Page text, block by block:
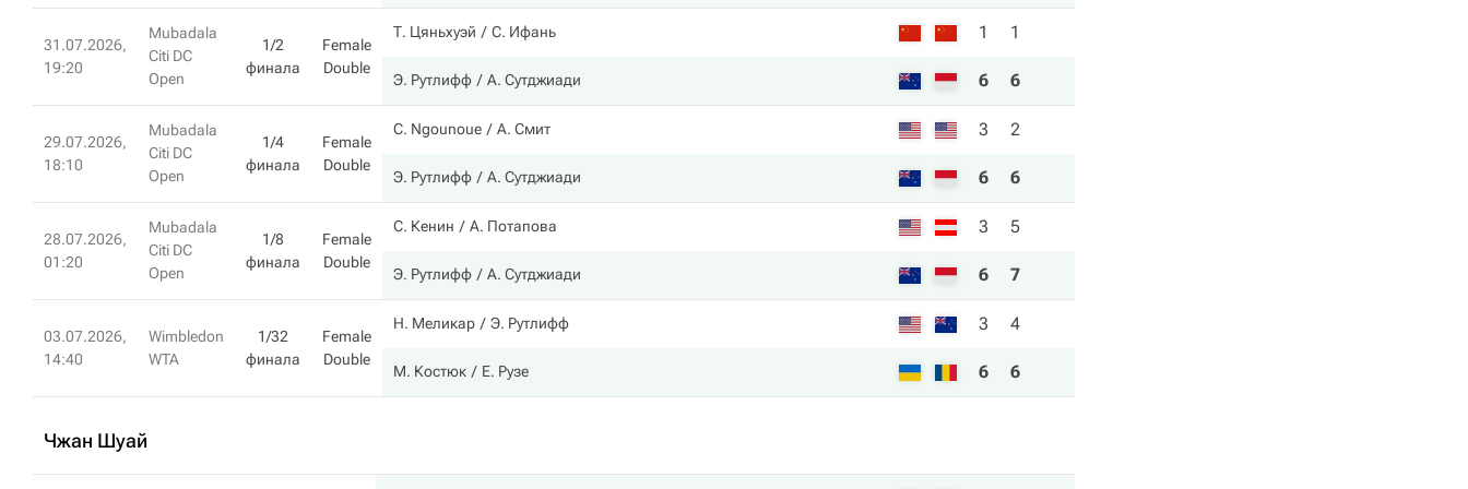
31.07.2026,
19:20
Mubadala
Citi DC
Open
1/2
финала
Female
Double
Т. Цяньхуэй С. Ифань 1 1
Э. Рутлифф А. Сутджиади 6 6
29.07.2026,
18:10
Mubadala
Citi DC
Open
1/4
финала
Female
Double
C. Ngounoue А. Смит 3 2
Э. Рутлифф А. Сутджиади 6 6
28.07.2026,
01:20
Mubadala
Citi DC
Open
1/8
финала
Female
Double
С. Кенин А. Потапова 3 5
Э. Рутлифф А. Сутджиади 6 7
03.07.2026,
14:40
Wimbledon
WTA
1/32
финала
Female
Double
Н. Меликар Э. Рутлифф 3 4
М. Костюк Е. Рузе 6 6
Чжан Шуай